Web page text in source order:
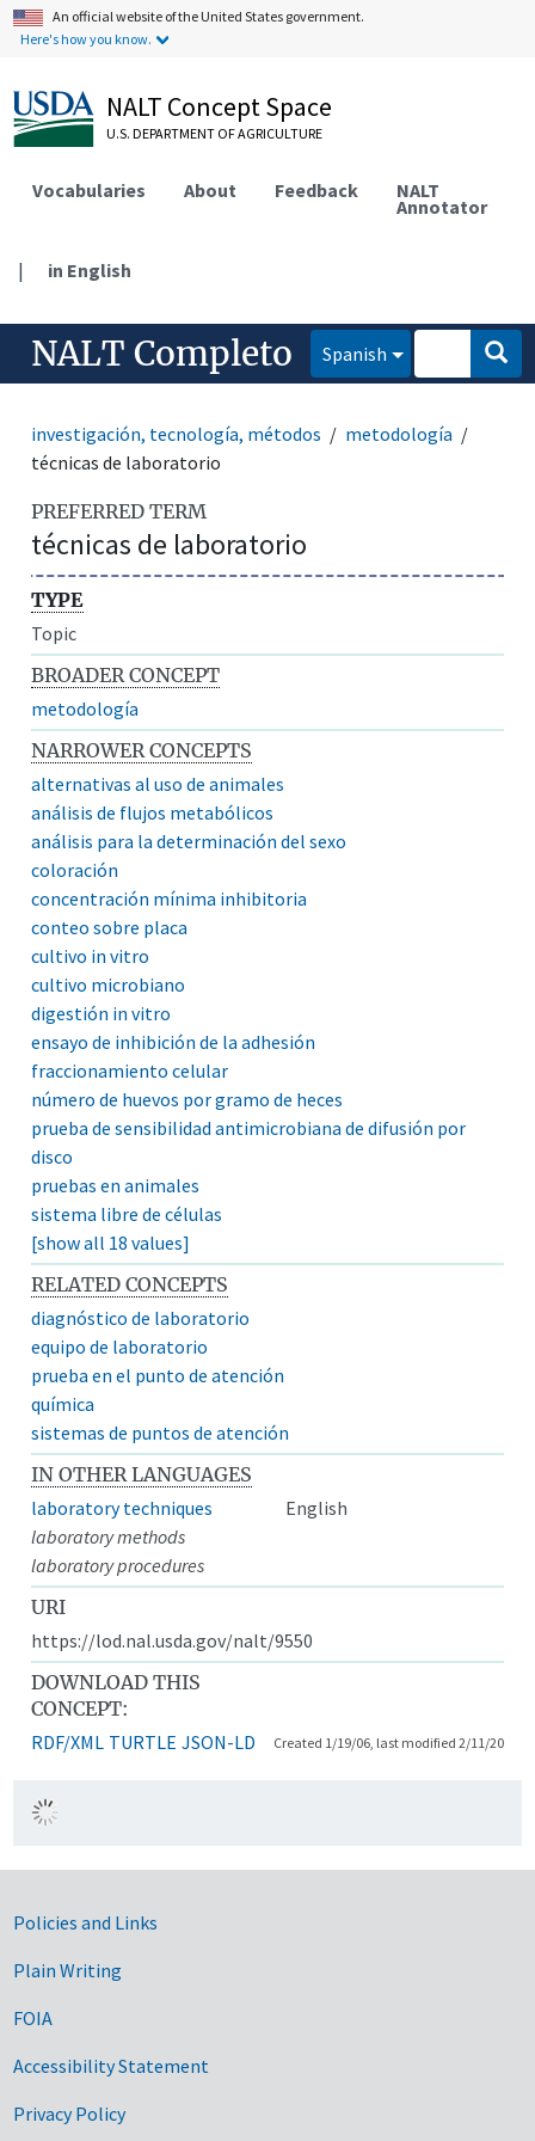
An official website of the United States government.
Here's how you know.
NALT Concept Space
U.S. DEPARTMENT OF AGRICULTURE
Vocabularies About Feedback NALT
Annotator
| in English
NALT Completo Spanish
investigación, tecnología, métodos
metodología
técnicas de laboratorio
PREFERRED TERM
técnicas de laboratorio
TYPE
Topic
BROADER CONCEPT
metodología
NARROWER CONCEPTS
alternativas al uso de animales
análisis de flujos metabólicos
análisis para la determinación del sexo
coloración
concentración mínima inhibitoria
conteo sobre placa
cultivo in vitro
cultivo microbiano
digestión in vitro
ensayo de inhibición de la adhesión
fraccionamiento celular
número de huevos por gramo de heces
prueba de sensibilidad antimicrobiana de difusión por
disco
pruebas en animales
sistema libre de células
[show all 18 values]
RELATED CONCEPTS
diagnóstico de laboratorio
equipo de laboratorio
prueba en el punto de atención
química
sistemas de puntos de atención
IN OTHER LANGUAGES
laboratory techniques
English
laboratory methods
laboratory procedures
URI
https://lod.nal.usda.gov/nalt/9550
DOWNLOAD THIS
CONCEPT:
RDF/XML TURTLE JSON-LD Created 1/19/06, last modified 2/11/20
Government Links
Policies and Links
Plain Writing
FOIA
Accessibility Statement
Privacy Policy